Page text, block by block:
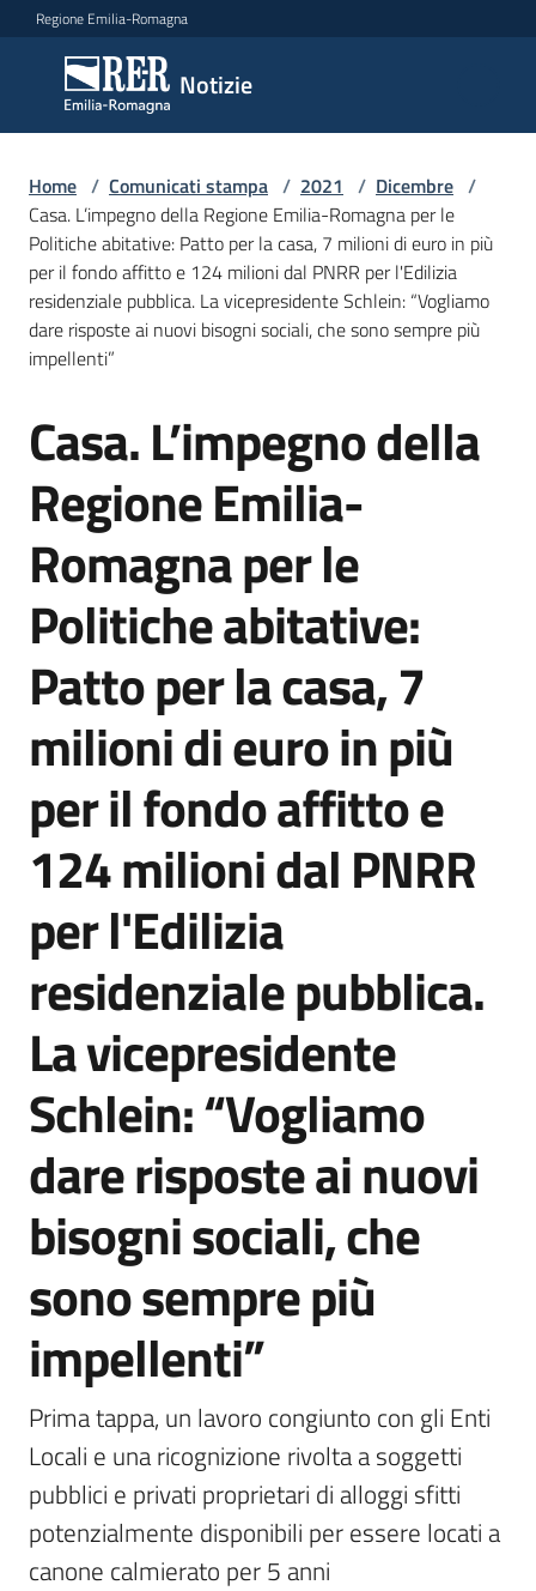
Vai al contenuto
Vai alla navigazione
Vai al footer
Regione Emilia-Romagna
Notizie
Notizie
Comunicati
stampa
Menu selezionato
Cerca
un
comunicato
Agenzia
di
informazione
e
comunicazione
Seguici
su
Home / Comunicati stampa / 2021 / Dicembre /
Casa. L’impegno della Regione Emilia-Romagna per le
Politiche abitative: Patto per la casa, 7 milioni di euro in più
per il fondo affitto e 124 milioni dal PNRR per l'Edilizia
residenziale pubblica. La vicepresidente Schlein: “Vogliamo
dare risposte ai nuovi bisogni sociali, che sono sempre più
impellenti”
Salta al contenuto
Casa. L’impegno della
Regione Emilia-
Romagna per le
Politiche abitative:
Patto per la casa, 7
milioni di euro in più
per il fondo affitto e
124 milioni dal PNRR
per l'Edilizia
residenziale pubblica.
La vicepresidente
Schlein: “Vogliamo
dare risposte ai nuovi
bisogni sociali, che
sono sempre più
impellenti”
Prima tappa, un lavoro congiunto con gli Enti
Locali e una ricognizione rivolta a soggetti
pubblici e privati proprietari di alloggi sfitti
potenzialmente disponibili per essere locati a
canone calmierato per 5 anni